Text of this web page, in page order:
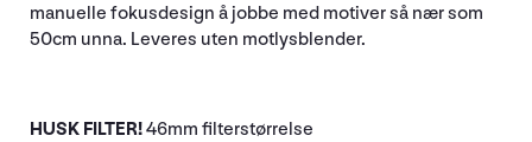
manuelle fokusdesign å jobbe med motiver så nær som
50cm unna. Leveres uten motlysblender.
HUSK FILTER!46mm filterstørrelse